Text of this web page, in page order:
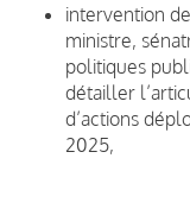
intervention
ministre,
politiques
détailler
d’actions
2025,